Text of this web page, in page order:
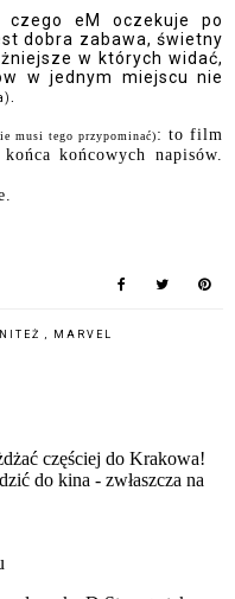
czego eM oczekuje po
dobra zabawa, świetny
w których widać,
w jednym miejscu nie
.
musi tego przypominać): to film
końcowych napisów.
, MARVEL